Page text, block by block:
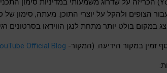
הצופים ולהקל על יוצרי התוכן. מעתה, סימון של
זמין במקור הידיעה. (המקור- Official Blog